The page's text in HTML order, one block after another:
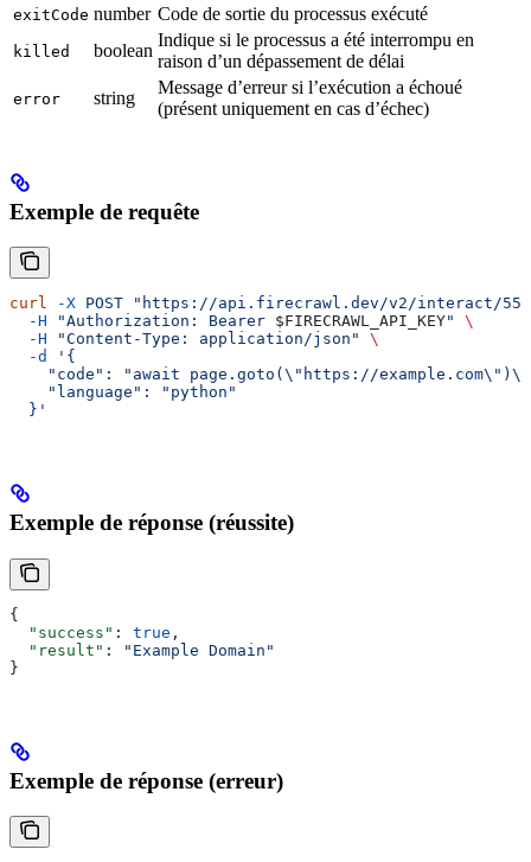
exitCode number Code de sortie du processus exécuté
killed boolean
Indique si le processus a été interrompu en
raison d’un dépassement de délai
error string
Message d’erreur si l’exécution a échoué
(présent uniquement en cas d’échec)
Exemple de requête
curl -X POST "https://api.firecrawl.dev/v2/interact/
  -H
"Authorization: Bearer $FIRECRAWL_API_KEY"
\
  -H
"Content-Type: application/json"
\
  -d
'{
"code": "await page.goto(\"https://
    "language": "python"
  }'
Exemple de réponse (réussite)
{
  "success"
: true ,
  "result"
:
"Example Domain"
}
Exemple de réponse (erreur)